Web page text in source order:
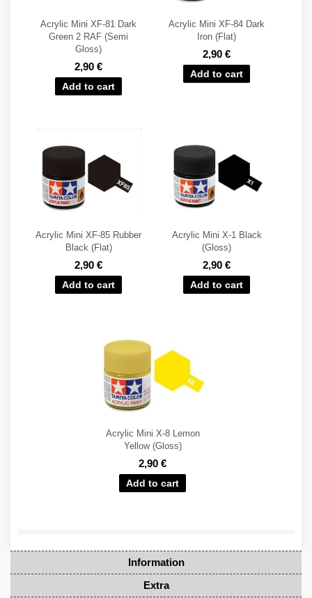
Acrylic Mini XF-81 Dark
Green 2 RAF (Semi
Gloss)
2,90 €
Acrylic Mini XF-84 Dark
Iron (Flat)
2,90 €
Acrylic Mini XF-85 Rubber
Black (Flat)
2,90 €
Acrylic Mini X-1 Black
(Gloss)
2,90 €
Acrylic Mini X-8 Lemon
Yellow (Gloss)
2,90 €
Information
Extra